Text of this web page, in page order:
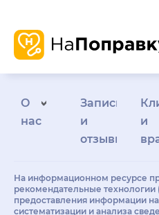
О
нас
Запись
и
отзывы
и
На информационном ресурсе
рекомендательные
предоставления информации
систематизации и анализа